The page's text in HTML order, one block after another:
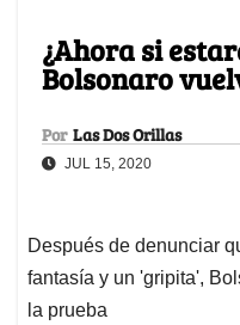
¿Ahora si
Bolsonaro
Por Las Dos Orillas
JUL 15, 2020
Después de denunciar
fantasía y un 'gripita',
la prueba